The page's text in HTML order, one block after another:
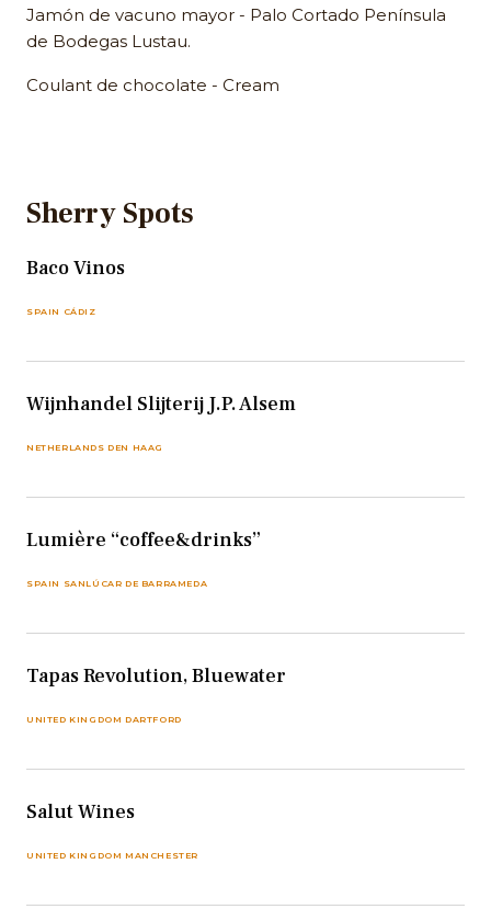
Jamón de vacuno mayor - Palo Cortado Península
de Bodegas Lustau.
Coulant de chocolate - Cream
Sherry Spots
Baco Vinos
SPAIN CÁDIZ
Wijnhandel Slijterij J.P. Alsem
NETHERLANDS DEN HAAG
Lumière “coffee&drinks”
SPAIN SANLÚCAR DE BARRAMEDA
Tapas Revolution, Bluewater
UNITED KINGDOM DARTFORD
Salut Wines
UNITED KINGDOM MANCHESTER